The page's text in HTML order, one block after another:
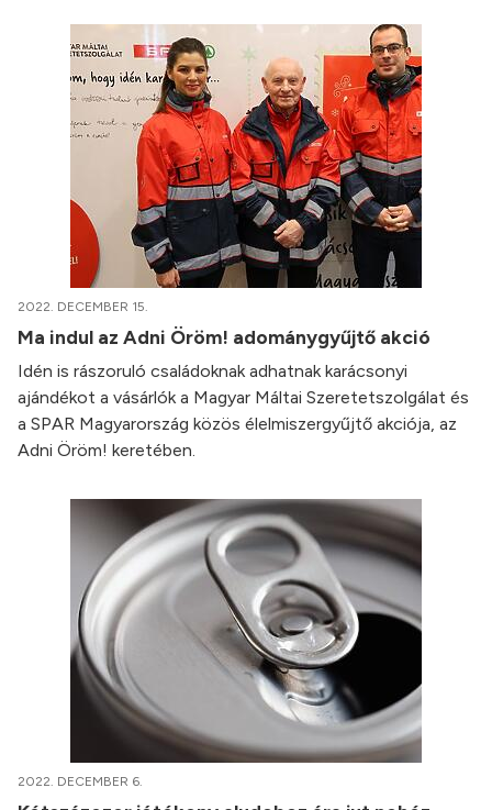
2022. DECEMBER 15.
Ma indul az Adni Öröm! adománygyűjtő akció
Idén is rászoruló családoknak adhatnak karácsonyi
ajándékot a vásárlók a Magyar Máltai Szeretetszolgálat és
a SPAR Magyarország közös élelmiszergyűjtő akciója, az
Adni Öröm! keretében.
2022. DECEMBER 6.